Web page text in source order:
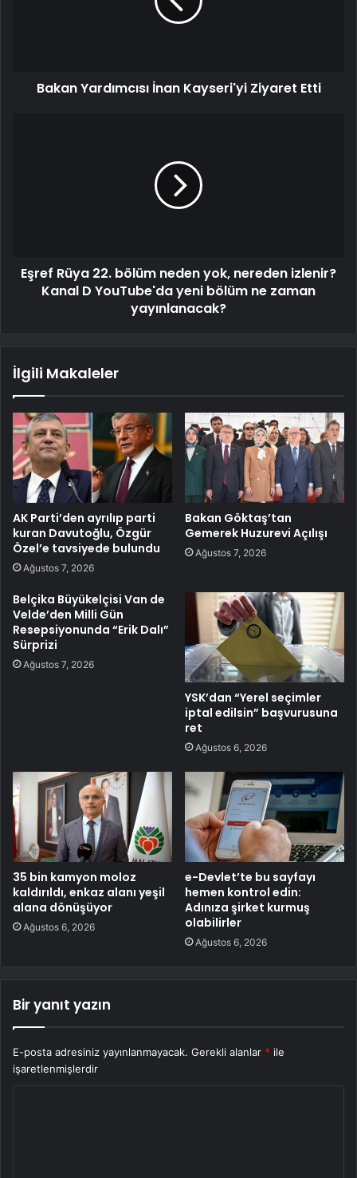
Bakan Yardımcısı İnan Kayseri'yi Ziyaret Etti
Eşref Rüya 22. bölüm neden yok, nereden izlenir?
Kanal D YouTube'da yeni bölüm ne zaman
yayınlanacak?
İlgili Makaleler
AK Parti’den ayrılıp parti
kuran Davutoğlu, Özgür
Özel’e tavsiyede bulundu
Ağustos 7, 2026
Bakan Göktaş’tan
Gemerek Huzurevi Açılışı
Ağustos 7, 2026
Belçika Büyükelçisi Van de
Velde’den Milli Gün
Resepsiyonunda “Erik Dalı”
Sürprizi
Ağustos 7, 2026
YSK’dan “Yerel seçimler
iptal edilsin” başvurusuna
ret
Ağustos 6, 2026
35 bin kamyon moloz
kaldırıldı, enkaz alanı yeşil
alana dönüşüyor
Ağustos 6, 2026
e-Devlet’te bu sayfayı
hemen kontrol edin:
Adınıza şirket kurmuş
olabilirler
Ağustos 6, 2026
Bir yanıt yazın
E-posta adresiniz yayınlanmayacak. Gerekli alanlar * ile
işaretlenmişlerdir